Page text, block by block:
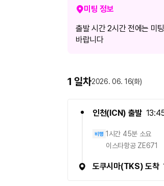
6.해외 여행자보험
해외여행자 보험
1. 가이드/기사 경비 : ￥
4. 유류할증료 변동에 따른
예약시 유의사항
본 상품의 예약접수는 확정예
미팅 정보
출발 시간 2시간 전에는 미
바랍니다
1 일차2026. 06. 16(화)
인천(ICN) 출발
비행 1시간 45분 소요
이스타항공 ZE671
도쿠시마(TKS) 도착